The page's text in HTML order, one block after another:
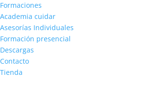
Formaciones
Academia cuidar
Asesorías Individuales
Formación presencial
Descargas
Contacto
Tienda